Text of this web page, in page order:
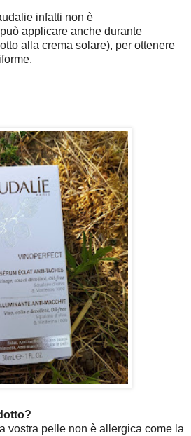
infatti non è
applicare anche durante
alla crema solare), per ottenere
vostra pelle non è allergica come la